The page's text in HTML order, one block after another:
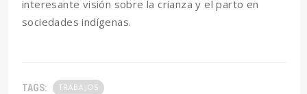
interesante visión sobre la crianza y el parto en
sociedades indígenas.
TAGS: TRABAJOS